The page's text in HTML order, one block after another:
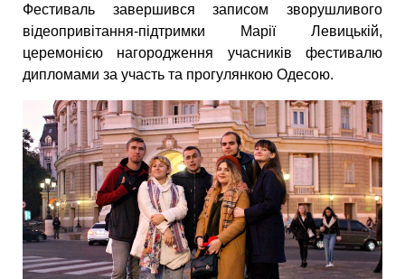
Фестиваль завершився записом зворушливого
відеопривітання-підтримки Марії Левицькій,
церемонією нагородження учасників фестивалю
дипломами за участь та прогулянкою Одесою.